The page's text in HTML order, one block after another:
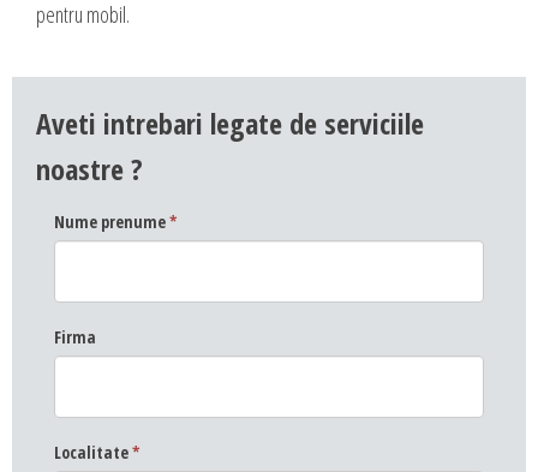
pentru mobil.
Aveti intrebari legate de serviciile
noastre ?
Nume prenume*
Firma
Localitate*